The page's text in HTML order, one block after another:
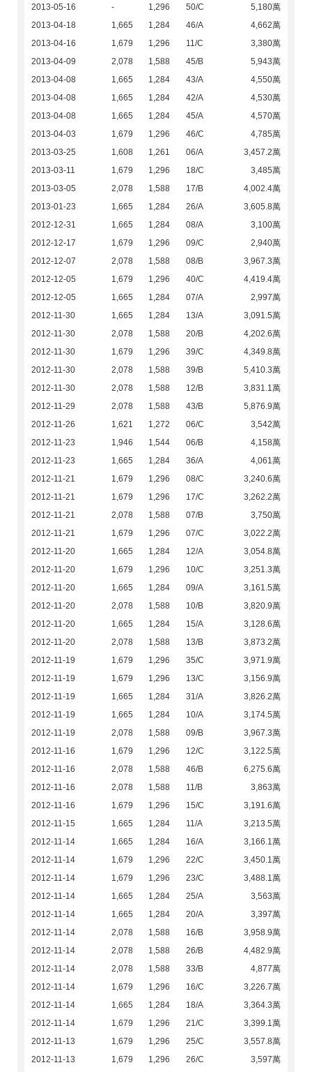
2013-05-16
- 1,296 50/C
5,180萬
2013-04-18
1,665 1,284 46/A
4,662萬
2013-04-16
1,679 1,296 11/C
3,380萬
2013-04-09
2,078 1,588 45/B
5,943萬
2013-04-08
1,665 1,284 43/A
4,550萬
2013-04-08
1,665 1,284 42/A
4,530萬
2013-04-08
1,665 1,284 45/A
4,570萬
2013-04-03
1,679 1,296 46/C
4,785萬
2013-03-25
1,608 1,261 06/A
3,457.2萬
2013-03-11
1,679 1,296 18/C
3,485萬
2013-03-05
2,078 1,588 17/B
4,002.4萬
2013-01-23
1,665 1,284 26/A
3,605.8萬
2012-12-31
1,665 1,284 08/A
3,100萬
2012-12-17
1,679 1,296 09/C
2,940萬
2012-12-07
2,078 1,588 08/B
3,967.3萬
2012-12-05
1,679 1,296 40/C
4,419.4萬
2012-12-05
1,665 1,284 07/A
2,997萬
2012-11-30
1,665 1,284 13/A
3,091.5萬
2012-11-30
2,078 1,588 20/B
4,202.6萬
2012-11-30
1,679 1,296 39/C
4,349.8萬
2012-11-30
2,078 1,588 39/B
5,410.3萬
2012-11-30
2,078 1,588 12/B
3,831.1萬
2012-11-29
2,078 1,588 43/B
5,876.9萬
2012-11-26
1,621 1,272 06/C
3,542萬
2012-11-23
1,946 1,544 06/B
4,158萬
2012-11-23
1,665 1,284 36/A
4,061萬
2012-11-21
1,679 1,296 08/C
3,240.6萬
2012-11-21
1,679 1,296 17/C
3,262.2萬
2012-11-21
2,078 1,588 07/B
3,750萬
2012-11-21
1,679 1,296 07/C
3,022.2萬
2012-11-20
1,665 1,284 12/A
3,054.8萬
2012-11-20
1,679 1,296 10/C
3,251.3萬
2012-11-20
1,665 1,284 09/A
3,161.5萬
2012-11-20
2,078 1,588 10/B
3,820.9萬
2012-11-20
1,665 1,284 15/A
3,128.6萬
2012-11-20
2,078 1,588 13/B
3,873.2萬
2012-11-19
1,679 1,296 35/C
3,971.9萬
2012-11-19
1,679 1,296 13/C
3,156.9萬
2012-11-19
1,665 1,284 31/A
3,826.2萬
2012-11-19
1,665 1,284 10/A
3,174.5萬
2012-11-19
2,078 1,588 09/B
3,967.3萬
2012-11-16
1,679 1,296 12/C
3,122.5萬
2012-11-16
2,078 1,588 46/B
6,275.6萬
2012-11-16
2,078 1,588 11/B
3,863萬
2012-11-16
1,679 1,296 15/C
3,191.6萬
2012-11-15
1,665 1,284 11/A
3,213.5萬
2012-11-14
1,665 1,284 16/A
3,166.1萬
2012-11-14
1,679 1,296 22/C
3,450.1萬
2012-11-14
1,679 1,296 23/C
3,488.1萬
2012-11-14
1,665 1,284 25/A
3,563萬
2012-11-14
1,665 1,284 20/A
3,397萬
2012-11-14
2,078 1,588 16/B
3,958.9萬
2012-11-14
2,078 1,588 26/B
4,482.9萬
2012-11-14
2,078 1,588 33/B
4,877萬
2012-11-14
1,679 1,296 16/C
3,226.7萬
2012-11-14
1,665 1,284 18/A
3,364.3萬
2012-11-14
1,679 1,296 21/C
3,399.1萬
2012-11-13
1,679 1,296 25/C
3,557.8萬
2012-11-13
1,679 1,296 26/C 3,597萬